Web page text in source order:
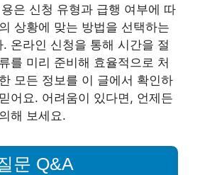
은 신청 유형과 급행 여부에 따
상황에 맞는 방법을 선택하는
온라인 신청을 통해 시간을 절
를 미리 준비해 효율적으로 처
모든 정보를 이 글에서 확인하
어요. 어려움이 있다면, 언제든
해 보세요.
문 Q&A